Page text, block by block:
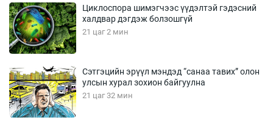
Циклоспора шимэгчээс үүдэлтэй гэдэсний
халдвар дэгдэж болзошгүй
21 цаг 2 мин
Сэтгэцийн эрүүл мэндэд “санаа тавих” олон
улсын хурал зохион байгуулна
21 цаг 32 мин